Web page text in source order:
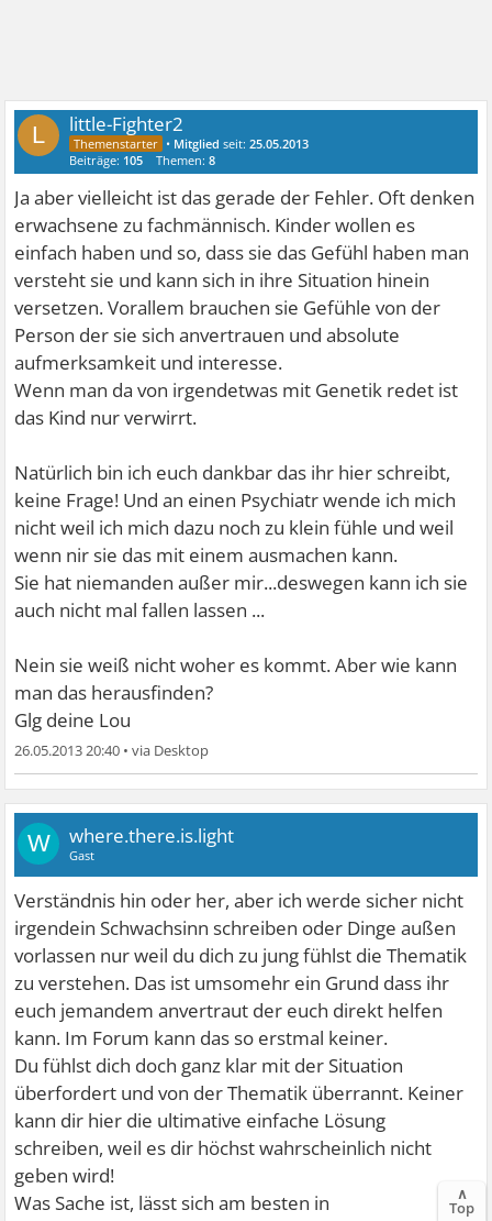
L little-Fighter2
• Mitglied seit:25.05.2013
Beiträge: 105 Themen:8
Ja aber vielleicht ist das gerade der Fehler. Oft denken
erwachsene zu fachmännisch. Kinder wollen es
einfach haben und so, dass sie das Gefühl haben man
versteht sie und kann sich in ihre Situation hinein
versetzen. Vorallem brauchen sie Gefühle von der
Person der sie sich anvertrauen und absolute
aufmerksamkeit und interesse.
Wenn man da von irgendetwas mit Genetik redet ist
das Kind nur verwirrt.
Natürlich bin ich euch dankbar das ihr hier schreibt,
keine Frage! Und an einen Psychiatr wende ich mich
nicht weil ich mich dazu noch zu klein fühle und weil
wenn nir sie das mit einem ausmachen kann.
Sie hat niemanden außer mir...deswegen kann ich sie
auch nicht mal fallen lassen ...
Nein sie weiß nicht woher es kommt. Aber wie kann
man das herausfinden?
Glg deine Lou
26.05.2013 20:40 •
W where.there.is.light
Gast
Verständnis hin oder her, aber ich werde sicher nicht
irgendein Schwachsinn schreiben oder Dinge außen
vorlassen nur weil du dich zu jung fühlst die Thematik
zu verstehen. Das ist umsomehr ein Grund dass ihr
euch jemandem anvertraut der euch direkt helfen
kann. Im Forum kann das so erstmal keiner.
Du fühlst dich doch ganz klar mit der Situation
überfordert und von der Thematik überrannt. Keiner
kann dir hier die ultimative einfache Lösung
schreiben, weil es dir höchst wahrscheinlich nicht
geben wird!
Was Sache ist, lässt sich am besten in
∧
Top